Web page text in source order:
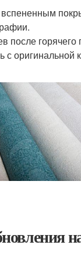
после горячего
с оригинальной